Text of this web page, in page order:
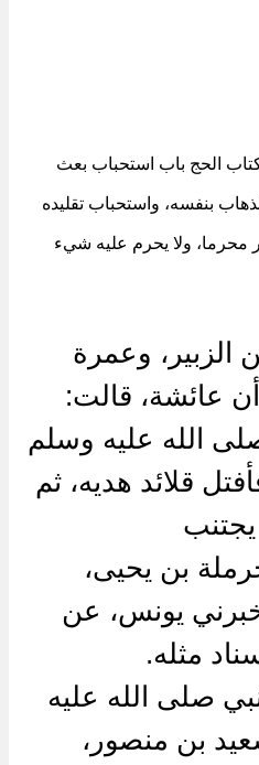
الحج باب استحباب بعث
بنفسه، واستحباب تقليده
محرما، ولا يحرم عليه شيء
وعمرة
عائشة، قالت:
الله عليه وسلم
قلائد هديه، ثم
يجتنب
بن يحيى،
يونس، عن
مثله.
صلى الله عليه
بن منصور،